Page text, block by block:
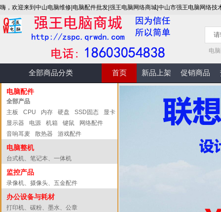
嗨，欢迎来到中山电脑维修|电脑配件批发|强王电脑网络商城|中山市强王电脑网络技
电
全部商品分类 首页 新品上架 促销商品
电脑配件
全部产品
主板
CPU 内存 硬盘 SSD固态
显卡
显示器
电源 机箱 键鼠
网络配件
音响耳麦
散热器 游戏配件
电脑整机
台式机、笔记本、一体机
监控产品
录像机、摄像头、五金配件
办公设备与耗材
打印机、碳粉、墨水、公章